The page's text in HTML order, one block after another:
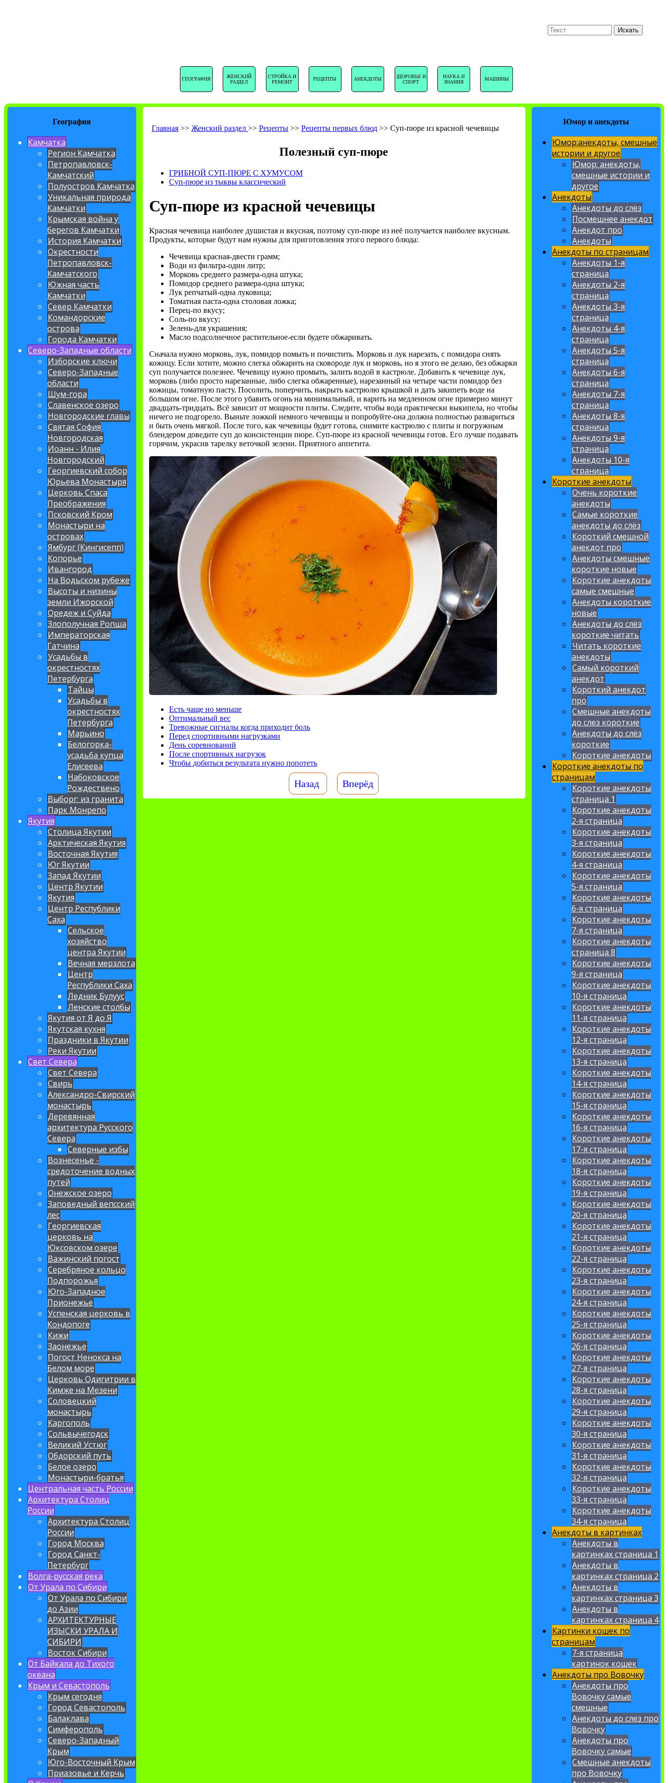
ГЕОГРАФИЯ
ЖЕНСКИЙ
РАЗДЕЛ
СТРОЙКА И
РЕМОНТ
РЕЦЕПТЫ АНЕКДОТЫ
ЗДОРОВЬЕ И
СПОРТ
НАУКА И
ЗНАНИЯ
МАШИНЫ
Искать
География
Камчатка
Регион Камчатка
Петропавловск-
Камчатский
Полуостров Камчатка
Уникальная природа
Камчатки
Крымская война у
берегов Камчатки
История Камчатки
Окрестности
Петропавловск-
Камчатского
Южная часть
Камчатки
Север Камчатки
Командорские
острова
Города Камчатки
Северо-Западные области
Изборские ключи
Северо-Западные
области
Шум-гора
Славенское озеро
Новгородские главы
Святая София
Новгородская
Иоанн - Илия
Новгородский
Георгиевский собор
Юрьева Монастыря
Церковь Спаса
Преображения
Псковский Кром
Монастыри на
островах
Ямбург (Кингисепп)
Копорье
Ивангород
На Водьском рубеже
Высоты и низины
земли Ижорской
Оредеж и Суйда
Злополучная Ропша
Императорская
Гатчина
Усадьбы в
окрестностях
Петербурга
Тайцы
Усадьбы в
окрестностях
Петербурга
Марьино
Белогорка-
усадьба купца
Елисеева
Набоковское
Рождествено
Выборг: из гранита
Парк Монрепо
Якутия
Столица Якутии
Арктическая Якутия
Восточная Якутия
Юг Якутии
Запад Якутии
Центр Якутии
Якутия
Центр Республики
Саха
Сельское
хозяйство
центра Якутии
Вечная мерзлота
Центр
Республики Саха
Ледник Булуус
Ленские столбы
Якутия от Я до Я
Якутская кухня
Праздники в Якутии
Реки Якутии
Свет Севера
Свет Севера
Свирь
Александро-Свирский
монастырь
Деревянная
архитектура Русского
Севера
Северные избы
Вознесенье -
средоточение водных
путей
Онежское озеро
Заповедный вепсский
лес
Георгиевская
церковь на
Юксовском озере
Важинский погост
Серебряное кольцо
Подпорожья
Юго-Западное
Прионежье
Успенская церковь в
Кондопоге
Кижи
Заонежье
Погост Ненокса на
Белом море
Церковь Одигитрии в
Кимже на Мезени
Соловецкий
монастырь
Каргополь
Сольвычегодск
Великий Устюг
Обдорский путь
Белое озеро
Монастыри-братья
Центральная часть России
Архитектура Столиц
России
Архитектура Столиц
России
Город Москва
Город Санкт-
Петербург
Волга-русская река
От Урала по Сибири
От Урала по Сибири
до Азии
АРХИТЕКТУРНЫЕ
ИЗЫСКИ УРАЛА И
СИБИРИ
Восток Сибири
От Байкала до Тихого
океана
Крым и Севастополь
Крым сегодня
Город Севастополь
Балаклава
Симферополь
Северо-Западный
Крым
Юго-Восточный Крым
Приазовье и Керчь
Главная >>Женский раздел>>Рецепты >>Рецепты первых блюд >>Суп-пюре из красной чечевицы
Полезный суп-пюре
ГРИБНОЙ СУП-ПЮРЕ С ХУМУСОМ
Суп-пюре из тыквы классический
Суп-пюре из красной чечевицы
Красная чечевица наиболее душистая и вкусная, поэтому суп-пюре из неё получается наиболее вкусным.
Продукты, которые будут нам нужны для приготовления этого первого блюда:
Чечевица красная-двести грамм;
Води из фильтра-один литр;
Морковь среднего размера-одна штука;
Помидор среднего размера-одна штука;
Лук репчатый-одна луковица;
Томатная паста-одна столовая ложка;
Перец-по вкусу;
Соль-по вкусу;
Зелень-для украшения;
Масло подсолнечное растительное-если будете обжаривать.
Сначала нужно морковь, лук, помидор помыть и почистить. Морковь и лук нарезать, с помидора снять
кожицу. Если хотите, можно слегка обжарить на сковороде лук и морковь, но я этого не делаю, без обжарки
суп получается полезнее. Чечевицу нужно промыть, залить водой в кастрюле. Добавить к чечевице лук,
морковь (либо просто нарезанные, либо слегка обжаренные), нарезанный на четыре части помидор без
кожицы, томатную пасту. Посолить, поперчить, накрыть кастрюлю крышкой и дать закипеть воде на
большом огне. После этого убавить огонь на минимальный, и варить на медленном огне примерно минут
двадцать-тридцать. Всё зависит от мощности плиты. Следите, чтобы вода практически выкипела, но чтобы
ничего не подгорело. Выньте ложкой немного чечевицы и попробуйте-она должна полностью развариться
и быть очень мягкой. После того, как чечевицы будет готова, снимите кастрюлю с плиты и погружным
блендером доведите суп до консистенции пюре. Суп-пюре из красной чечевицы готов. Его лучше подавать
горячим, украсив тарелку веточкой зелени. Приятного аппетита.
Есть чаще но меньше
Оптимальный вес
Тревожные сигналы когда приходит боль
Перед спортивными нагрузками
День соревнований
После спортивных нагрузок
Чтобы добиться результата нужно попотеть
Назад Вперёд
Юмор и анекдоты
Юмор:анекдоты, смешные
истории и другое
Юмор: анекдоты,
смешные истории и
другое
Анекдоты
Анекдоты до слёз
Посмешнее анекдот
Анекдот про
Анекдоты
Анекдоты по страницам
Анекдоты 1-я
страница
Анекдоты 2-я
страница
Анекдоты 3-я
страница
Анекдоты 4-я
страница
Анекдоты 5-я
страница
Анекдоты 6-я
страница
Анекдоты 7-я
страница
Анекдоты 8-я
страница
Анекдоты 9-я
страница
Анекдоты 10-я
страница
Короткие анекдоты
Очень короткие
анекдоты
Самые короткие
анекдоты до слёз
Короткий смешной
анекдот про
Анекдоты смешные
короткие новые
Короткие анекдоты
самые смешные
Анекдоты короткие
новые
Анекдоты до слёз
короткие читать
Читать короткие
анекдоты
Самый короткий
анекдот
Короткий анекдот
про
Смешные анекдоты
до слез короткие
Анекдоты до слёз
короткие
Короткие анекдоты
Короткие анекдоты по
страницам
Короткие анекдоты
страница 1
Короткие анекдоты
2-я страница
Короткие анекдоты
3-я страница
Короткие анекдоты
4-я страница
Короткие анекдоты
5-я страница
Короткие анекдоты
6-я страница
Короткие анекдоты
7-я страница
Короткие анекдоты
страница 8
Короткие анекдоты
9-я страница
Короткие анекдоты
10-я страница
Короткие анекдоты
11-я страница
Короткие анекдоты
12-я страница
Короткие анекдоты
13-я страница
Короткие анекдоты
14-я страница
Короткие анекдоты
15-я страница
Короткие анекдоты
16-я страница
Короткие анекдоты
17-я страница
Короткие анекдоты
18-я страница
Короткие анекдоты
19-я страница
Короткие анекдоты
20-я страница
Короткие анекдоты
21-я страница
Короткие анекдоты
22-я страница
Короткие анекдоты
23-я страница
Короткие анекдоты
24-я страница
Короткие анекдоты
25-я страница
Короткие анекдоты
26-я страница
Короткие анекдоты
27-я страница
Короткие анекдоты
28-я страница
Короткие анекдоты
29-я страница
Короткие анекдоты
30-я страница
Короткие анекдоты
31-я страница
Короткие анекдоты
32-я страница
Короткие анекдоты
33-я страница
Короткие анекдоты
34-я страница
Анекдоты в картинках
Анекдоты в
картинках страница 1
Анекдоты в
картинках страница 2
Анекдоты в
картинках страница 3
Анекдоты в
картинках страница 4
Картинки кошек по
страницам
7-я страница
картинок кошек
Анекдоты про Вовочку
Анекдоты про
Вовочку самые
смешные
Анекдоты до слез про
Вовочку
Анекдоты про
Вовочку самые
Смешные анекдоты
про Вовочку